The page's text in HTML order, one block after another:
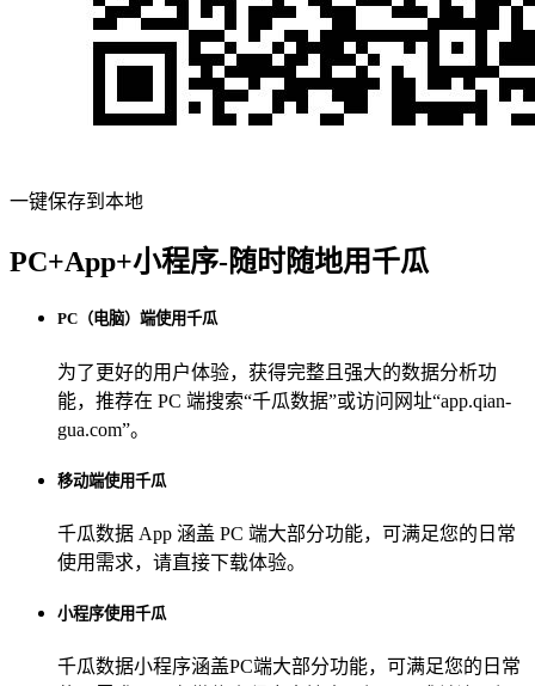
一键保存到本地
PC+App+小程序-随时随地用千瓜
PC（电脑）端使用千瓜
为了更好的用户体验，获得完整且强大的数据分析功
能，推荐在 PC 端搜索“千瓜数据”或访问网址“app.qian-
gua.com”。
移动端使用千瓜
千瓜数据 App 涵盖 PC 端大部分功能，可满足您的日常
使用需求，请直接下载体验。
小程序使用千瓜
千瓜数据小程序涵盖PC端大部分功能，可满足您的日常